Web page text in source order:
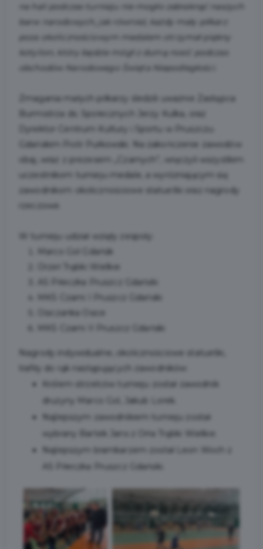
na hali podczas turnieju nie mogło zabraknąć naszych
barw narodowych, jak również, każdy mały piłkarz
poza okolicznościowym medalem otrzymał piękny
kotylion, który będzie mógł z dumą nosić podczas
obchodów Narodowego Święta Niepodległości.
Zmagania małych piłkarzy śledzili uważnie Zastępca
Burmistrza ds. Społecznych Jerzy Kulka, oraz
Gdańskim Piotr Pułkowski. Na zakończenie zawodów
obaj, wraz z prezesem „Czarnych”, wręczyli wszystkim
uczestnikom turnieju medale, a wyróżniającym się
zawodnikom okolicznościowe statuetki oraz nagrody
rzeczowe.
W turnieju udział wzięły zespoły:
Marco Gol Gdańsk
Orzeł Trąbki Wielkie
AS Piłeczka Pruszcz Gdański
MKS Czarni I Pruszcz Gdański
Osiczanka Osice
MKS Czarni II Pruszcz Gdański
Nagrody indywidualne, okolicznościowe statuetki,
trafiły do rąk następujących zawodników:
Królem strzelców turnieju został zawodnik
drużyny Marco Gol, Jakub Lorek.
Najlepszym zawodnikiem turnieju został
wybrany Bartek Jans z Orła Trąbki Wielkie.
Najlepszym bramkarzem został Leon Woch z
AS Piłeczka Pruszcz Gdański.